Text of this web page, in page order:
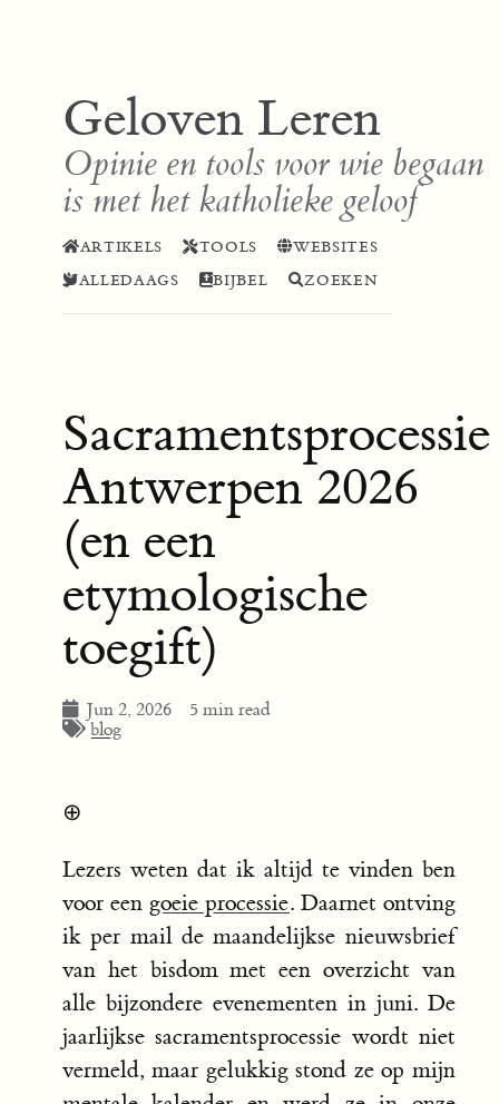
Geloven Leren
Opinie en tools voor wie begaan
is met het katholieke geloof
ARTIKELS TOOLS
WEBSITES
ALLEDAAGS
BIJBEL ZOEKEN
Sacramentsprocessie
Antwerpen 2026
(en een
etymologische
toegift)
Jun 2, 2026
5 min read
blog
⊕
Lezers weten dat ik altijd te vinden ben
voor een goeie processie. Daarnet ontving
ik per mail de maandelijkse nieuwsbrief
van het bisdom met een overzicht van
alle bijzondere evenementen in juni. De
jaarlijkse sacramentsprocessie wordt niet
vermeld, maar gelukkig stond ze op mijn